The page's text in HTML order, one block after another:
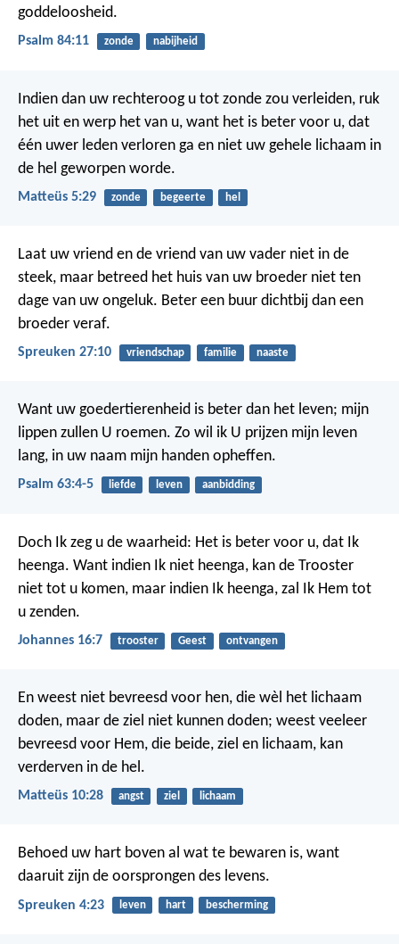
goddeloosheid.
Psalm 84:11 zonde nabijheid
Indien dan uw rechteroog u tot zonde zou verleiden, ruk
het uit en werp het van u, want het is beter voor u, dat
één uwer leden verloren ga en niet uw gehele lichaam in
de hel geworpen worde.
Matteüs 5:29 zonde begeerte hel
Laat uw vriend en de vriend van uw vader niet in de
steek, maar betreed het huis van uw broeder niet ten
dage van uw ongeluk. Beter een buur dichtbij dan een
broeder veraf.
Spreuken 27:10 vriendschap familie naaste
Want uw goedertierenheid is beter dan het leven; mijn
lippen zullen U roemen. Zo wil ik U prijzen mijn leven
lang, in uw naam mijn handen opheffen.
Psalm 63:4-5 liefde leven aanbidding
Doch Ik zeg u de waarheid: Het is beter voor u, dat Ik
heenga. Want indien Ik niet heenga, kan de Trooster
niet tot u komen, maar indien Ik heenga, zal Ik Hem tot
u zenden.
Johannes 16:7 trooster Geest ontvangen
En weest niet bevreesd voor hen, die wèl het lichaam
doden, maar de ziel niet kunnen doden; weest veeleer
bevreesd voor Hem, die beide, ziel en lichaam, kan
verderven in de hel.
Matteüs 10:28 angst ziel lichaam
Behoed uw hart boven al wat te bewaren is, want
daaruit zijn de oorsprongen des levens.
Spreuken 4:23 leven hart bescherming